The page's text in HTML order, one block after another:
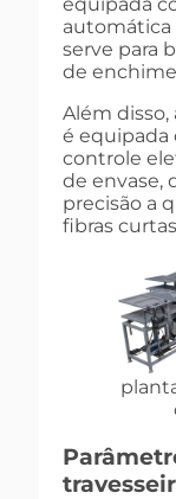
automática
serve para
de
Além
é equipada
controle
de envase,
precisão a
fibras